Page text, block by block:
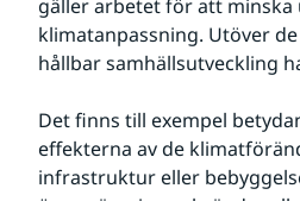
gäller arbetet för att
klimatanpassning. Utöver
hållbar samhällsutveckling
Det finns till exempel
effekterna av de
infrastruktur eller